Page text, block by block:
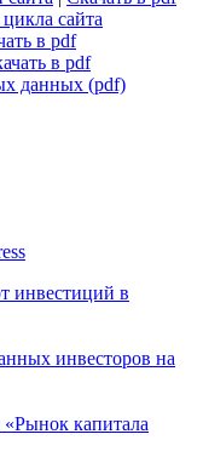
сайта
в pdf
в pdf
данных (pdf)
инвестиций в
инвесторов на
капитала